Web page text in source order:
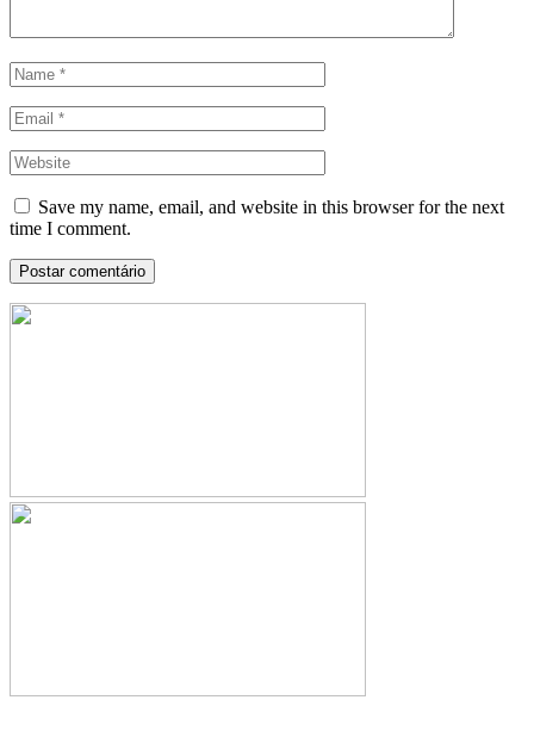
Save my name, email, and website in this browser for the next
time I comment.